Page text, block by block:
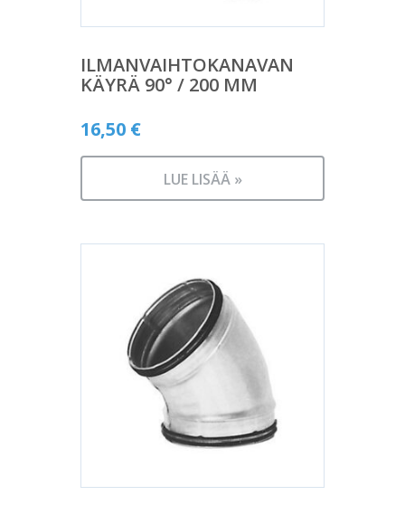
ILMANVAIHTOKANAVAN
KÄYRÄ 90° / 200 MM
16,50 €
LUE LISÄÄ »